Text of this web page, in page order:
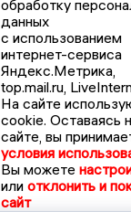
обработку
данных
с использованием
интернет-сервиса
Яндекс.Метрика,
top.mail.ru,
На сайте
cookie. Оставаясь
сайте, вы
условия
Вы можете
или отклонить и
сайт